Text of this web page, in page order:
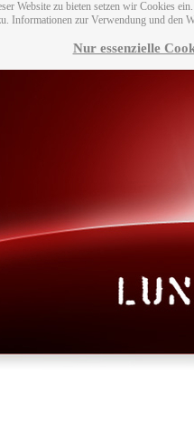
Website zu bieten setzen wir Cookies
Informationen zur Verwendung und den
Nur essenzielle